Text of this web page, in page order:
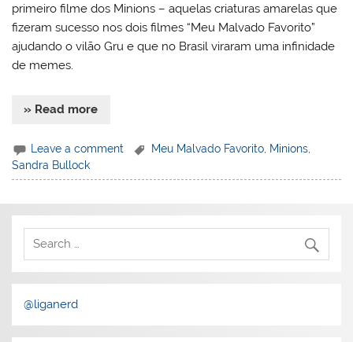
primeiro filme dos Minions – aquelas criaturas amarelas que
fizeram sucesso nos dois filmes “Meu Malvado Favorito”
ajudando o vilão Gru e que no Brasil viraram uma infinidade
de memes.
» Read more
Leave a comment Meu Malvado Favorito Minions
Sandra Bullock
@liganerd